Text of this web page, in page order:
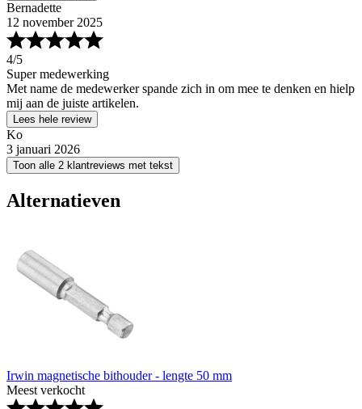
Bernadette
12 november 2025
4/5
Super medewerking
Met name de medewerker spande zich in om mee te denken en hielp
mij aan de juiste artikelen.
Lees hele review
Ko
3 januari 2026
Toon alle 2 klantreviews met tekst
Alternatieven
Irwin magnetische bithouder - lengte 50 mm
Meest verkocht